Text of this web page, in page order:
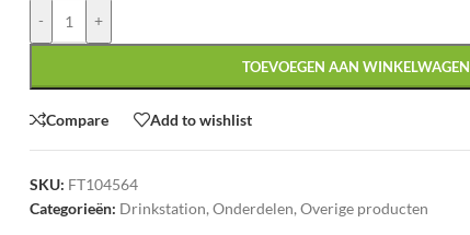
- +
TOEVOEGEN AAN WINKELWAGEN
Compare Add to wishlist
SKU: FT104564
Categorieën: Drinkstation, Onderdelen, Overige producten